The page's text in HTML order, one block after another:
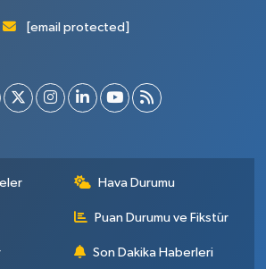
[email protected]
Hava Durumu
Puan Durumu ve Fikstür
Son Dakika Haberleri